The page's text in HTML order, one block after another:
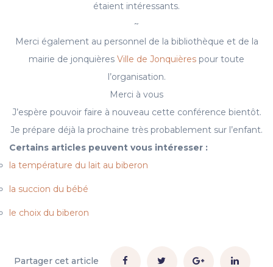
étaient intéressants.
~
Merci également au personnel de la bibliothèque et de la
mairie de jonquières Ville de Jonquières pour toute
l’organisation.
Merci à vous
J’espère pouvoir faire à nouveau cette conférence bientôt.
Je prépare déjà la prochaine très probablement sur l’enfant.
Certains articles peuvent vous intéresser :
la température du lait au biberon
la succion du bébé
le choix du biberon
Partager cet article